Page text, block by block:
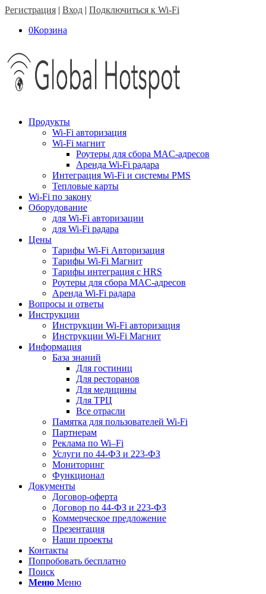
Регистрация | Вход | Подключиться к Wi-Fi
0Корзина
Продукты
Wi-Fi авторизация
Wi-Fi магнит
Роутеры для сбора MAC-адресов
Аренда Wi-Fi радара
Интеграция Wi-Fi и системы PMS
Тепловые карты
Wi-Fi по закону
Оборудование
для Wi-Fi авторизации
для Wi-Fi радара
Цены
Тарифы Wi-Fi Авторизация
Тарифы Wi-Fi Магнит
Тарифы интеграция с HRS
Роутеры для сбора MAC-адресов
Аренда Wi-Fi радара
Вопросы и ответы
Инструкции
Инструкции Wi-Fi авторизация
Инструкции Wi-Fi Магнит
Информация
База знаний
Для гостиниц
Для ресторанов
Для медицины
Для ТРЦ
Все отрасли
Памятка для пользователей Wi-Fi
Партнерам
Реклама по Wi–Fi
Услуги по 44-ФЗ и 223-ФЗ
Мониторинг
Функционал
Документы
Договор-оферта
Договор по 44-ФЗ и 223-ФЗ
Коммерческое предложение
Презентация
Наши проекты
Контакты
Попробовать бесплатно
Поиск
Меню Меню